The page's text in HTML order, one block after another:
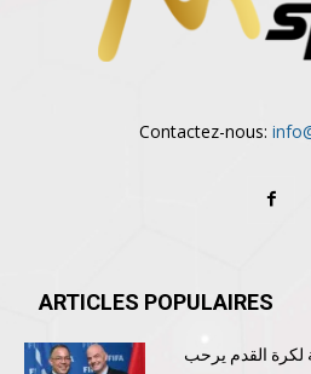
Contactez-nous:
ARTICLES POPULAIRES
لكرة القدم يرحب